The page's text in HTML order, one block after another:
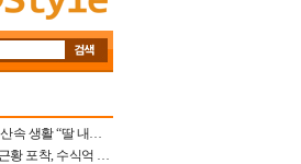
배우 최일순, 이혼 후 20년 산속 생활 “딸 내가 버렸다고 원망‥맘 아파”(특종)[어제TV]
‘혼외자→유부남’ 정우성 근황 포착, 수식억 해킹 피해 후배 만났다 “존경하는”